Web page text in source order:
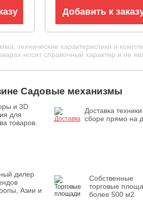
Добавить к
технические характеристики и
носит справочный характер и не
Садовые механизмы
и 3D
для
товаров.
Доставка
сборе прямо на
дилер
Азии и
Собственные
торговые
более 500 м2